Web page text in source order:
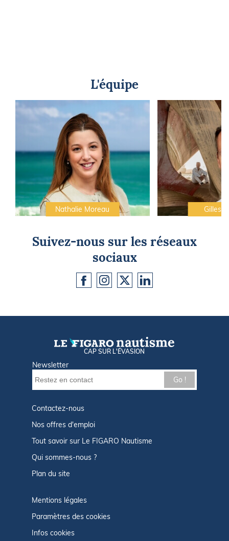
L'équipe
Nathalie Moreau Gilles
Suivez-nous sur les réseaux
sociaux
CAP SUR L'ÉVASION
Newsletter
Go !
Contactez-nous
Nos offres d'emploi
Tout savoir sur Le FIGARO Nautisme
Qui sommes-nous ?
Plan du site
Mentions légales
Paramètres des cookies
Infos cookies